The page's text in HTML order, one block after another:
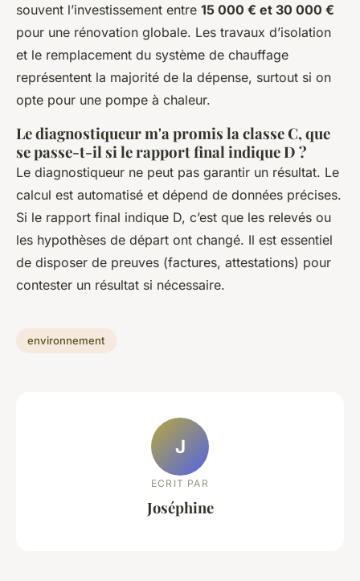
souvent l’investissement entre 15 000 € et 30 000 €
pour une rénovation globale. Les travaux d’isolation
et le remplacement du système de chauffage
représentent la majorité de la dépense, surtout si on
opte pour une pompe à chaleur.
Le diagnostiqueur m'a promis la classe C, que
se passe-t-il si le rapport final indique D ?
Le diagnostiqueur ne peut pas garantir un résultat. Le
calcul est automatisé et dépend de données précises.
Si le rapport final indique D, c’est que les relevés ou
les hypothèses de départ ont changé. Il est essentiel
de disposer de preuves (factures, attestations) pour
contester un résultat si nécessaire.
environnement
J
ECRIT PAR
Joséphine